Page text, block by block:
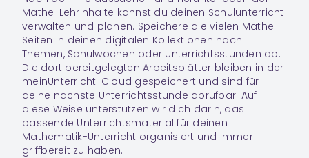
Mathe-Lehrinhalte kannst du deinen Schulunterricht
verwalten und planen. Speichere die vielen Mathe-
Seiten in deinen digitalen Kollektionen nach
Themen, Schulwochen oder Unterrichtsstunden ab.
Die dort bereitgelegten Arbeitsblätter bleiben in der
meinUnterricht-Cloud gespeichert und sind für
deine nächste Unterrichtsstunde abrufbar. Auf
diese Weise unterstützen wir dich darin, das
passende Unterrichtsmaterial für deinen
Mathematik-Unterricht organisiert und immer
griffbereit zu haben.